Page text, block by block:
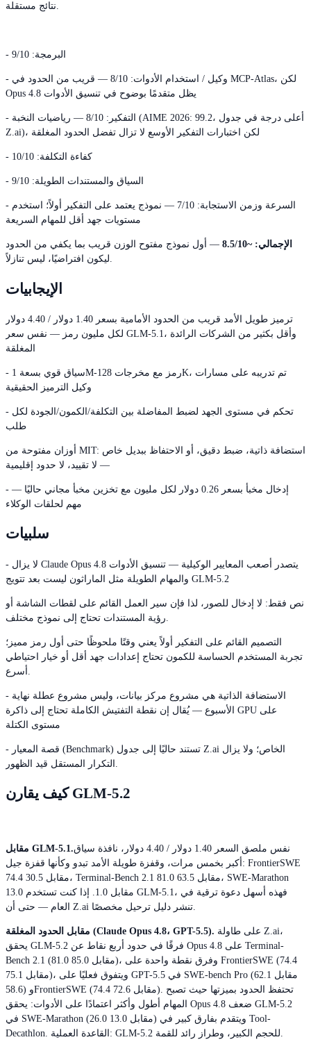
نتائج مستقلة.
- البرمجة: 9/10
- وكيل / استخدام الأدوات: 8/10 — قريب من الحدود في MCP-Atlas، لكن
Opus 4.8 يظل متقدمًا بوضوح في تنسيق الأدوات
- التفكير: 8/10 — رياضيات النخبة (AIME 2026: 99.2، أعلى درجة في جدول
Z.ai)، لكن اختبارات التفكير الأوسع لا تزال تفضل الحدود المغلقة
- كفاءة التكلفة: 10/10
- السياق والمستندات الطويلة: 9/10
- السرعة وزمن الاستجابة: 7/10 — نموذج يعتمد على التفكير أولاً؛ استخدم
مستويات جهد أقل للمهام السريعة
الإجمالي: ~8.5/10
— أول نموذج مفتوح الوزن قريب بما يكفي من الحدود
ليكون افتراضيًا، ليس تنازلاً.
الإيجابيات
ترميز طويل الأمد قريب من الحدود الأمامية بسعر 1.40 دولار / 4.40 دولار
لكل مليون رمز — نفس سعر GLM-5.1، وأقل بكثير من الشركات الرائدة
المغلقة
- سياق قوي بسعة 1M-رمز مع مخرجات 128K، تم تدريبه على مسارات
وكيل الترميز الحقيقية
- تحكم في مستوى الجهد لضبط المفاضلة بين التكلفة/الكمون/الجودة لكل
طلب
أوزان مفتوحة من MIT: استضافة ذاتية، ضبط دقيق، أو الاحتفاظ ببديل خاص
— لا تقييد، لا حدود إقليمية
- إدخال مخبأ بسعر 0.26 دولار لكل مليون مع تخزين مخبأ مجاني حاليًا —
مهم لحلقات الوكلاء
سلبيات
- لا يزال Claude Opus 4.8 يتصدر أصعب المعايير الوكيلية — تنسيق الأدوات
والمهام الطويلة مثل الماراثون ليست بعد تتويج GLM-5.2
نص فقط: لا إدخال للصور، لذا فإن سير العمل القائم على لقطات الشاشة أو
التصميم القائم على التفكير أولاً يعني وقتًا ملحوظًا حتى أول رمز مميز؛
تجربة المستخدم الحساسة للكمون تحتاج إعدادات جهد أقل أو خيار احتياطي
- الاستضافة الذاتية هي مشروع مركز بيانات، وليس مشروع عطلة نهاية
الأسبوع — يُقال إن نقطة التفتيش الكاملة تحتاج إلى ذاكرة GPU على
مستوى الكتلة
- قصة المعيار (Benchmark) تستند حاليًا إلى جدول Z.ai الخاص؛ ولا يزال
كيف يقارن GLM-5.2
مقابل GLM-5.1.نفس ملصق السعر 1.40 دولار / 4.40 دولار، نافذة سياق
أكبر بخمس مرات، وقفزة طويلة الأمد تبدو وكأنها قفزة جيل: FrontierSWE
74.4 مقابل 30.5، Terminal-Bench 2.1 81.0 مقابل 63.5، SWE-Marathon
13.0 مقابل 1.0. إذا كنت تستخدم GLM-5.1، فهذه أسهل دعوة ترقية في
مقابل الحدود المغلقة (Claude Opus 4.8، GPT-5.5).
يحقق GLM-5.2 فرقًا في حدود أربع نقاط عن Opus 4.8 على Terminal-
Bench 2.1 (81.0 مقابل 85.0)، وفرق نقطة واحدة على FrontierSWE (74.4
مقابل 75.1)، ويتفوق فعليًا على GPT-5.5 في SWE-bench Pro (62.1 مقابل
58.6) وFrontierSWE (74.4 مقابل 72.6). تحتفظ الحدود بميزتها حيث تصبح
المهام أطول وأكثر اعتمادًا على الأدوات: يحقق Opus 4.8 ضعف GLM-5.2
في SWE-Marathon (26.0 مقابل 13.0) ويتقدم بفارق كبير في Tool-